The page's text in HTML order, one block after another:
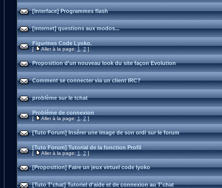
[Interface] Programmes flash
[internet] questions aux modos...
Figurines Code Lyoko.
[ Aller à la page:1,2]
Proposition d'un nouveau look du site façon Evolution
Comment se connecter via un client IRC?
problème sur le tchat
Problème de connexion
[ Aller à la page:1,2]
[Tuto Forum] Insérer une image de son ordi sur le forum
[Tuto Forum] Tutorial de la fonction Profil
[ Aller à la page:1,2]
[Proposition] Faire un jeux virtuel code lyoko
[Tuto T'chat] Tutoriel d'aide et de connexion au T'chat